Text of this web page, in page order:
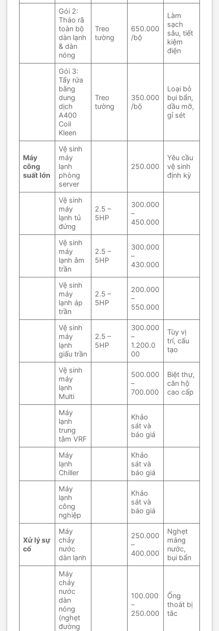
Gói 2:
Tháo rã
toàn bộ
dàn lạnh
& dàn
nóng
Treo
tường
650.000
/bộ
Làm
sạch
sâu, tiết
kiệm
điện
Gói 3:
Tẩy rửa
bằng
dung
dịch
A400
Coil
Kleen
Treo
tường
350.000
/bộ
Loại bỏ
bụi bẩn,
dầu mỡ,
gỉ sét
Máy
công
suất lớn
Vệ sinh
máy
lạnh
phòng
server
250.000
Yêu cầu
vệ sinh
định kỳ
Vệ sinh
máy
lạnh tủ
đứng
2.5 –
5HP
300.000
–
450.000
Vệ sinh
máy
lạnh âm
trần
2.5 –
5HP
300.000
–
430.000
Vệ sinh
máy
lạnh áp
trần
2.5 –
5HP
200.000
–
550.000
Vệ sinh
máy
lạnh
giấu trần
2.5 –
5HP
300.000
–
1.200.0
00
Tùy vị
trí, cấu
tạo
Vệ sinh
máy
lạnh
Multi
500.000
–
700.000
Biệt thự,
căn hộ
cao cấp
Máy
lạnh
trung
tâm VRF
Khảo
sát và
báo giá
Máy
lạnh
Chiller
Khảo
sát và
báo giá
Máy
lạnh
công
nghiệp
Khảo
sát và
báo giá
Xử lý sự
cố
Máy
chảy
nước
dàn lạnh
250.000
–
400.000
Nghẹt
máng
nước,
bụi bẩn
Máy
chảy
nước
dàn
nóng
(nghẹt
đường
100.000
–
250.000
Ống
thoát bị
tắc